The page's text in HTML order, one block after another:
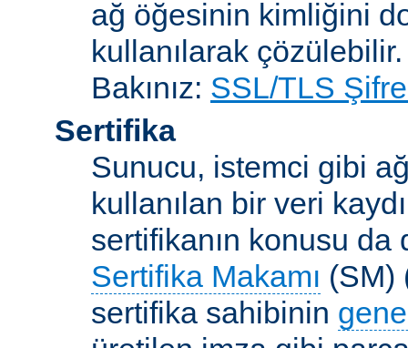
ağ öğesinin kimliğini
kullanılarak çözülebilir.
Bakınız: SSL/TLS
Sertifika
Sunucu, istemci gibi
kullanılan bir veri
sertifikanın konusu da
Sertifika Makamı (SM)
sertifika sahibinin